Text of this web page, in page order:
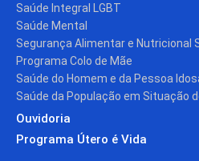
Saúde Integral LGBT
Saúde Mental
Segurança Alimentar e Nutricional
Programa Colo de Mãe
Saúde do Homem e da Pessoa
Saúde da População em Situação
Ouvidoria
Programa Útero é Vida